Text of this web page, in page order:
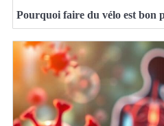
Pourquoi faire du vélo est bon